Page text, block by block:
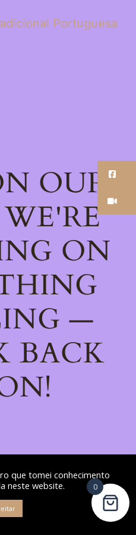
Portuguesa
OUR
ON
—
BACK
que tomei conhecimento
neste website.
0